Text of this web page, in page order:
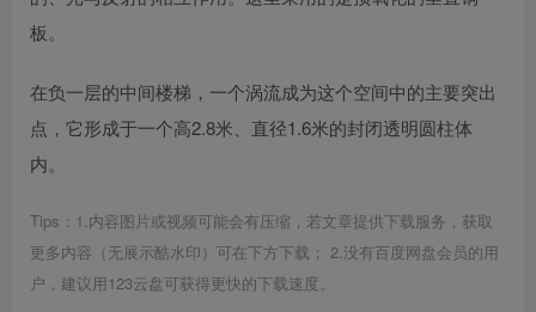
板。
在负一层的中间楼梯，一个涡流成为这个空间中的主要突出
点，它形成于一个高2.8米、直径1.6米的封闭透明圆柱体
内。
Tips：1.内容图片或视频可能会有压缩，若文章提供下载服务，获取
更多内容（无展示酷水印）可在下方下载； 2.没有百度网盘会员的用
户，建议用123云盘可获得更快的下载速度。